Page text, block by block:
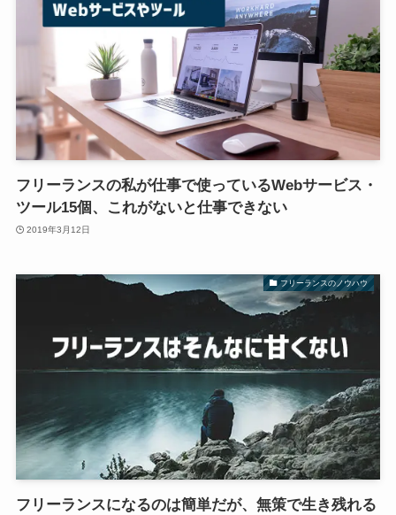
フリーランスの私が仕事で使っているWebサービス・
ツール15個、これがないと仕事できない
2019年3月12日
フリーランスのノウハウ
フリーランスになるのは簡単だが、無策で生き残れる